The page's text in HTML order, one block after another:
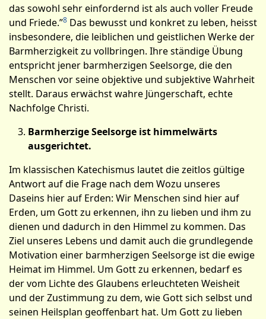
das sowohl sehr einfordernd ist als auch voller Freude
und Friede.”8 Das bewusst und konkret zu leben, heisst
insbesondere, die leiblichen und geistlichen Werke der
Barm­herzigkeit zu vollbringen. Ihre ständige Übung
entspricht jener barmherzigen Seelsorge, die den
Menschen vor seine objektive und subjektive Wahrheit
stellt. Daraus erwächst wahre Jüngerschaft, echte
Nachfolge Christi.
Barmherzige Seelsorge ist himmelwärts
ausgerichtet.
Im klassischen Katechismus lautet die zeitlos gültige
Antwort auf die Frage nach dem Wozu unseres
Daseins hier auf Erden: Wir Menschen sind hier auf
Erden, um Gott zu erkennen, ihn zu lieben und ihm zu
dienen und dadurch in den Himmel zu kommen. Das
Ziel unseres Lebens und damit auch die grundlegende
Motivation einer barmherzigen Seelsorge ist die ewige
Heimat im Himmel. Um Gott zu erkennen, bedarf es
der vom Lichte des Glaubens erleuchteten Weisheit
und der Zustimmung zu dem, wie Gott sich selbst und
seinen Heils­plan geoffenbart hat. Um Gott zu lieben